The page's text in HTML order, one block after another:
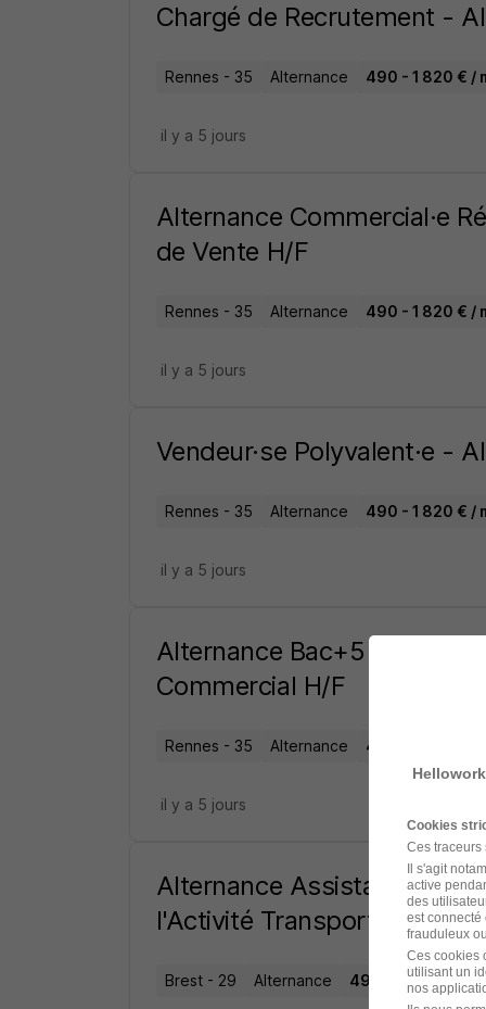
Chargé de Recrutement -
Rennes - 35 Alternance 490 - 1 820 € /
il y a 5 jours
Alternance Commercial·e
de Vente H/F
Rennes - 35 Alternance 490 - 1 820 € /
il y a 5 jours
Vendeur·se Polyvalent·e -
Rennes - 35 Alternance 490 - 1 820 € /
il y a 5 jours
Alternance Bac+5 Mccp -
Commercial H/F
Rennes - 35 Alternance 490 - 1 820 € /
il y a 5 jours
Alternance Assistant·e
l'Activité Transport H/F
Brest - 29 Alternance 490 - 1 820 € /
Cookies
Ces traceurs
Il s'agit
active
des
est connecté
frauduleux
Ces cookies
utilisant un
nos